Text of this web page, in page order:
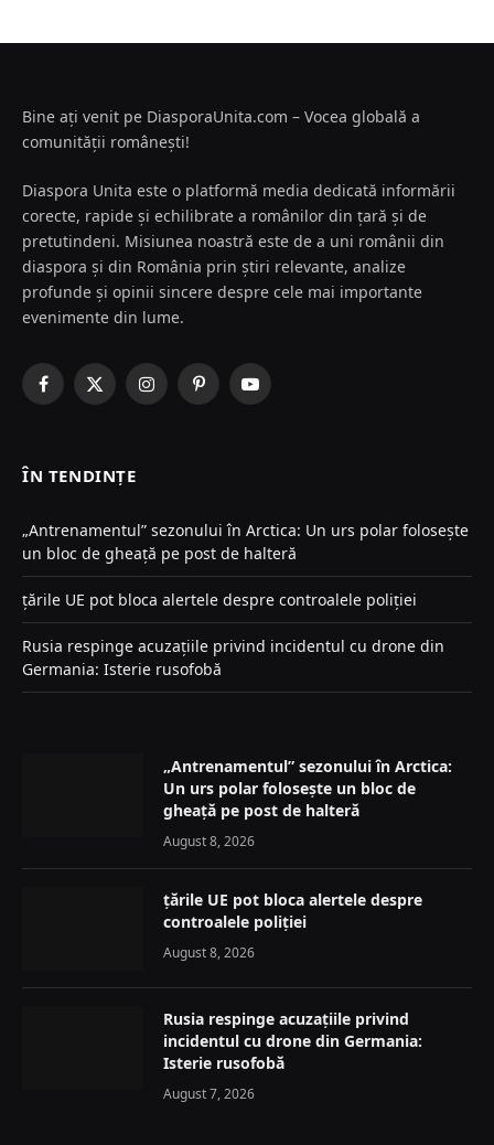
Bine ați venit pe DiasporaUnita.com – Vocea globală a
comunității românești!
Diaspora Unita este o platformă media dedicată informării
corecte, rapide și echilibrate a românilor din țară și de
pretutindeni. Misiunea noastră este de a uni românii din
diaspora și din România prin știri relevante, analize
profunde și opinii sincere despre cele mai importante
evenimente din lume.
Facebook
X
InstagramPinterestYouTube
ÎN TENDINȚE
„Antrenamentul” sezonului în Arctica: Un urs polar folosește
un bloc de gheață pe post de halteră
țările UE pot bloca alertele despre controalele poliției
Rusia respinge acuzațiile privind incidentul cu drone din
Germania: Isterie rusofobă
„Antrenamentul” sezonului în Arctica:
Un urs polar folosește un bloc de
gheață pe post de halteră
August 8, 2026
țările UE pot bloca alertele despre
controalele poliției
August 8, 2026
Rusia respinge acuzațiile privind
incidentul cu drone din Germania:
Isterie rusofobă
August 7, 2026